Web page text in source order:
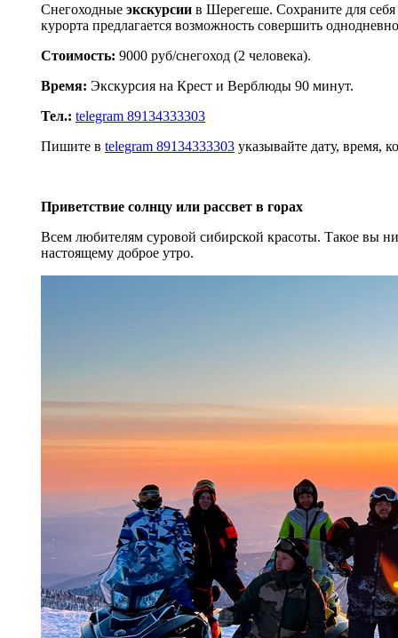
Снегоходные экскурсии в Шерегеше. Сохраните для
курорта предлагается возможность совершить
Стоимость: 9000 руб/снегоход (2 человека).
Время: Экскурсия на Крест и Верблюды 90 минут.
Тел.: telegram 89134333303
Пишите в telegram 89134333303 указывайте дату, время,
Приветствие солнцу или рассвет в горах
Всем любителям суровой сибирской красоты. Такое вы
настоящему доброе утро.